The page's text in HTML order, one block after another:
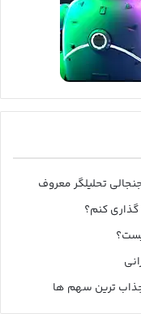
تحلیلگر معروف
گذاری کنم؟
ترین سهم ها